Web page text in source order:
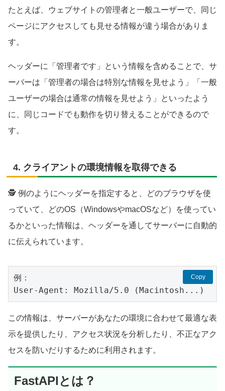
たとえば、ウェブサイトの管理者と一般ユーザーで、同じ
ページにアクセスしても見せる情報が違う場合がありま
す。
ヘッダーに「管理者です」という情報を含めることで、サ
ーバーは「管理者の場合は特別な情報を見せよう」「一般
ユーザーの場合は通常の情報を見せよう」といったよう
に、同じコードでも動作を切り替えることができるので
す。
4. クライアントの環境情報を取得できる
🕵️ 例のようにヘッダーを指定すると、どのブラウザを使
っていて、どのOS（WindowsやmacOSなど）を使ってい
るかといった情報は、ヘッダーを通してサーバーに自動的
に伝えられています。
User-Agent: Mozilla/5.0 (Macintosh...)
Copy
この情報は、サーバーがあなたの環境に合わせて最適な表
示を提供したり、アクセス状況を分析したり、不正なアク
セスを防いだりするために利用されます。
FastAPIとは？